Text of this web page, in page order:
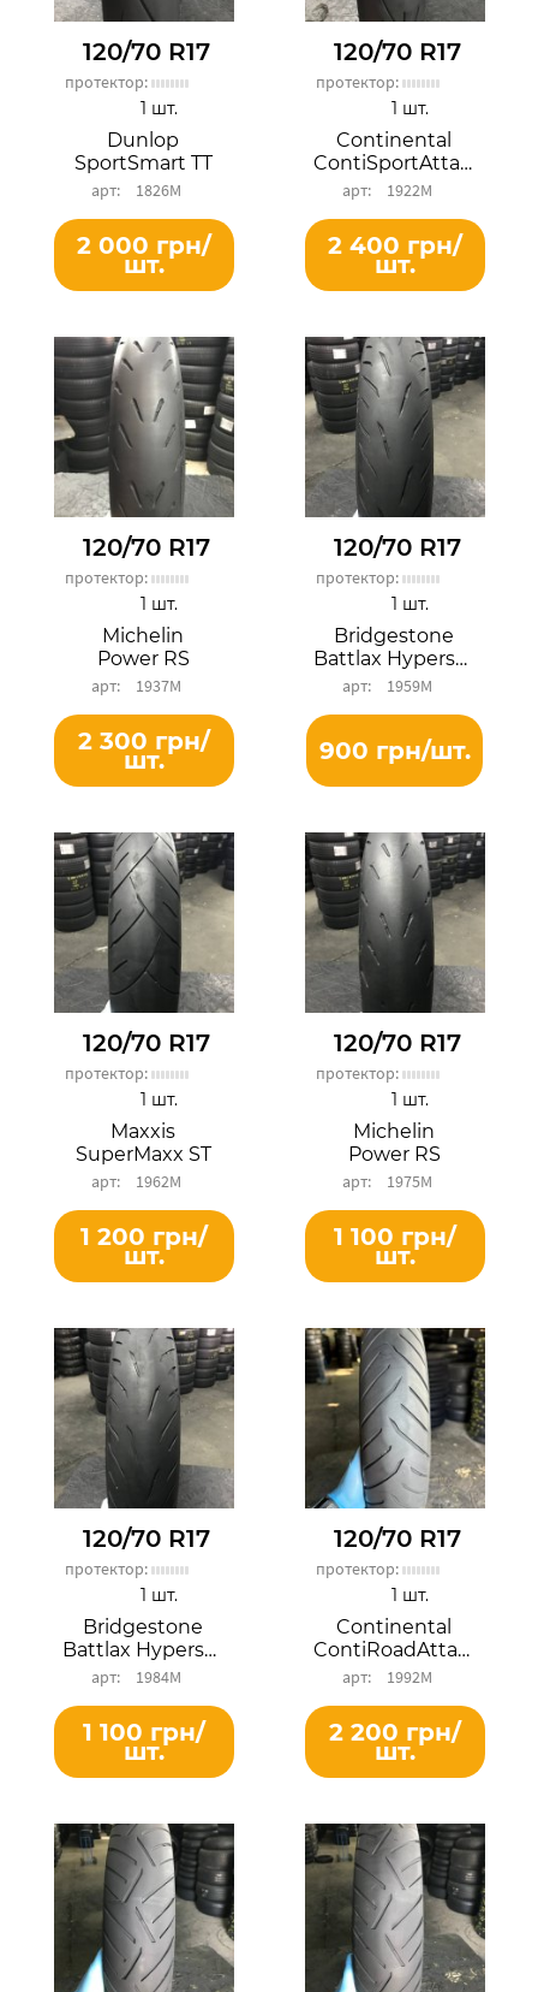
120/70 R17
протектор:
Dunlop
SportSmart TT
1826М
1 шт.
2 000 грн/
шт.
120/70 R17
протектор:
Continental
ContiSportAttack 2
1922М
1 шт.
2 400 грн/
шт.
120/70 R17
протектор:
Michelin
Power RS
1937М
1 шт.
2 300 грн/
шт.
120/70 R17
протектор:
Bridgestone
Battlax Hypersport S22F
1959М
1 шт.
900 грн/шт.
120/70 R17
протектор:
Maxxis
SuperMaxx ST
1962М
1 шт.
1 200 грн/
шт.
120/70 R17
протектор:
Michelin
Power RS
1975М
1 шт.
1 100 грн/
шт.
120/70 R17
протектор:
Bridgestone
Battlax Hypersport S22F
1984М
1 шт.
1 100 грн/
шт.
120/70 R17
протектор:
Continental
ContiRoadAttack 4 GT
1992М
1 шт.
2 200 грн/
шт.